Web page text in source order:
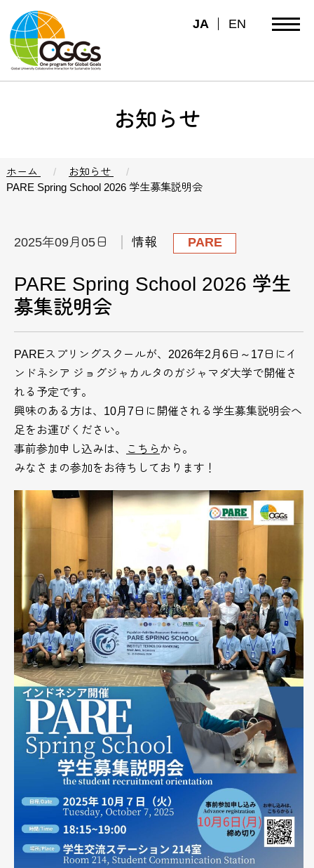
JA EN
お知らせ
ホーム
お知らせ
PARE Spring School 2026 学生募集説明会
2025年09月05日 情報 PARE
PARE Spring School 2026 学生
募集説明会
PAREスプリングスクールが、2026年2月6日～17日にイ
ンドネシア ジョグジャカルタのガジャマダ大学で開催さ
れる予定です。
興味のある方は、10月7日に開催される学生募集説明会へ
足をお運びください。
事前参加申し込みは、
こちら から。
みなさまの参加をお待ちしております！